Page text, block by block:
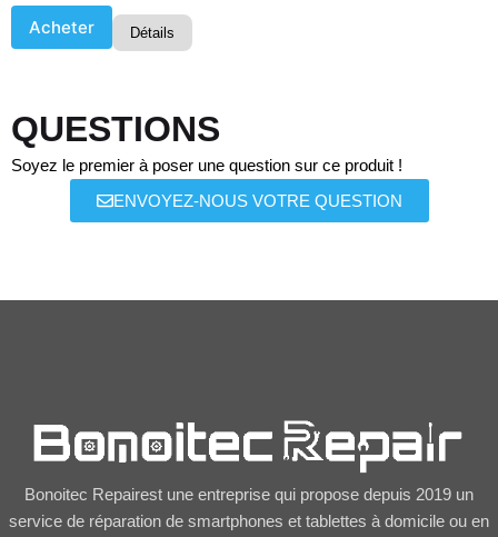
Acheter Détails
QUESTIONS
Soyez le premier à poser une question sur ce produit !
ENVOYEZ-NOUS VOTRE QUESTION
Bonoitec Repairest une entreprise qui propose depuis 2019 un
service de réparation de smartphones et tablettes à domicile ou en